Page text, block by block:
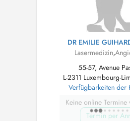
DR EMILIE
Lasermedizin,
55-57, Avenue
L-2311 Luxembourg-
Verfügbarkeiten der
Keine online Termine
Termin per